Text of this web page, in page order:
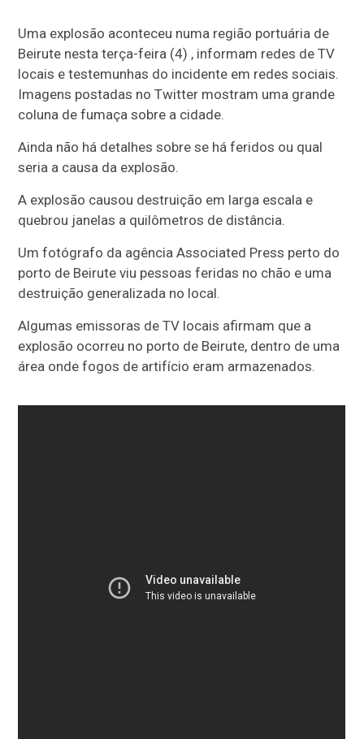
Uma explosão aconteceu numa região portuária de
Beirute nesta terça-feira (4) , informam redes de TV
locais e testemunhas do incidente em redes sociais.
Imagens postadas no Twitter mostram uma grande
coluna de fumaça sobre a cidade.
Ainda não há detalhes sobre se há feridos ou qual
seria a causa da explosão.
A explosão causou destruição em larga escala e
quebrou janelas a quilômetros de distância.
Um fotógrafo da agência Associated Press perto do
porto de Beirute viu pessoas feridas no chão e uma
destruição generalizada no local.
Algumas emissoras de TV locais afirmam que a
explosão ocorreu no porto de Beirute, dentro de uma
área onde fogos de artifício eram armazenados.